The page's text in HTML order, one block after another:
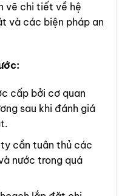
vẽ chi tiết về hệ
và các biện pháp an
cấp bởi cơ quan
sau khi đánh giá
cần tuân thủ các
nước trong quá